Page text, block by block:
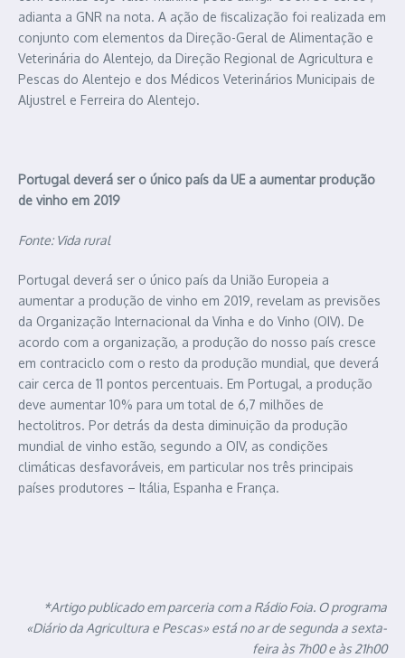
adianta a GNR na nota. A ação de fiscalização foi realizada em
conjunto com elementos da Direção-Geral de Alimentação e
Veterinária do Alentejo, da Direção Regional de Agricultura e
Pescas do Alentejo e dos Médicos Veterinários Municipais de
Aljustrel e Ferreira do Alentejo.
Portugal deverá ser o único país da UE a aumentar produção
de vinho em 2019
Fonte: Vida rural
Portugal deverá ser o único país da União Europeia a
aumentar a produção de vinho em 2019, revelam as previsões
da Organização Internacional da Vinha e do Vinho (OIV). De
acordo com a organização, a produção do nosso país cresce
em contraciclo com o resto da produção mundial, que deverá
cair cerca de 11 pontos percentuais. Em Portugal, a produção
deve aumentar 10% para um total de 6,7 milhões de
hectolitros. Por detrás da desta diminuição da produção
mundial de vinho estão, segundo a OIV, as condições
climáticas desfavoráveis, em particular nos três principais
países produtores – Itália, Espanha e França.
*Artigo publicado em parceria com a Rádio Foia. O programa
«Diário da Agricultura e Pescas» está no ar de segunda a sexta-
feira às 7h00 e às 21h00